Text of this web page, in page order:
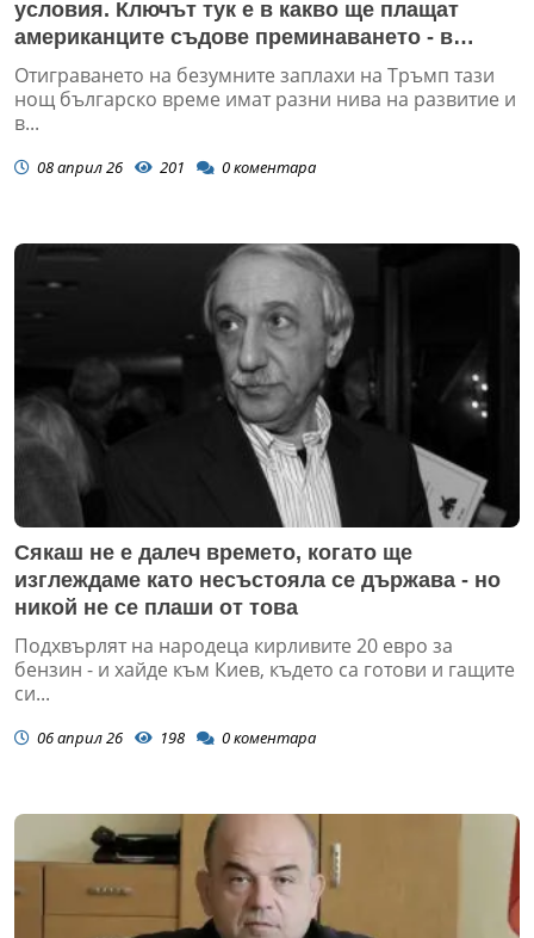
условия. Ключът тук е в какво ще плащат
американците съдове преминаването - в
долари или в юани
Отиграването на безумните заплахи на Тръмп тази
нощ българско време имат разни нива на развитие и
в...
08 април 26 201 0коментара
Сякаш не е далеч времето, когато ще
изглеждаме като несъстояла се държава - но
никой не се плаши от това
Подхвърлят на народеца кирливите 20 евро за
бензин - и хайде към Киев, където са готови и гащите
си...
06 април 26 198 0коментара